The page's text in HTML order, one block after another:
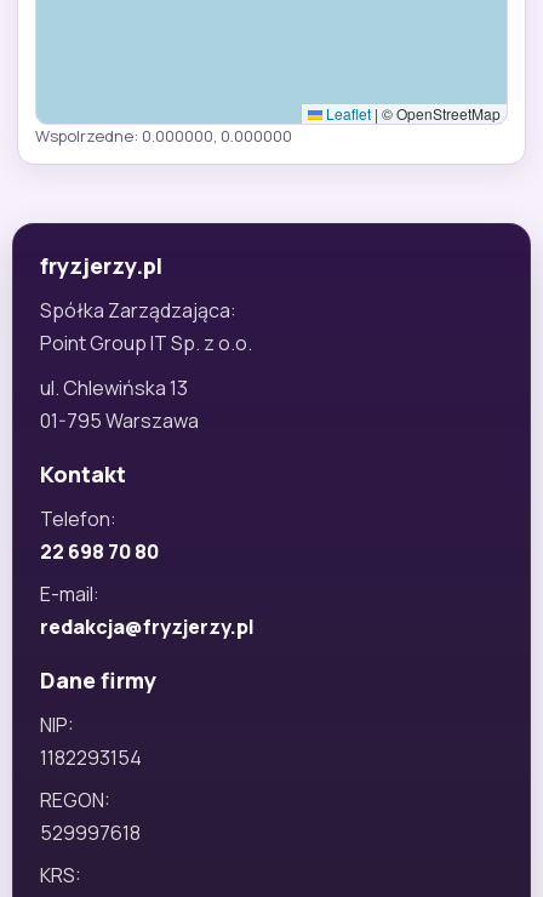
Leaflet | © OpenStreetMap
Wspolrzedne: 0.000000, 0.000000
fryzjerzy.pl
Spółka Zarządzająca:
Point Group IT Sp. z o.o.
ul. Chlewińska 13
01-795 Warszawa
Kontakt
Telefon:
22 698 70 80
E-mail:
redakcja@fryzjerzy.pl
Dane firmy
NIP:
1182293154
REGON:
529997618
KRS: